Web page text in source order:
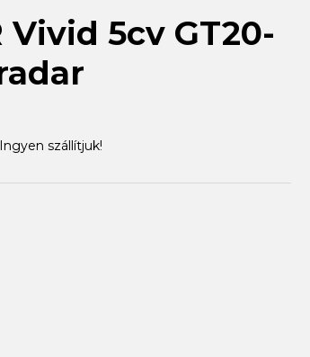
Vivid 5cv GT20-
Ingyen szállítjuk!